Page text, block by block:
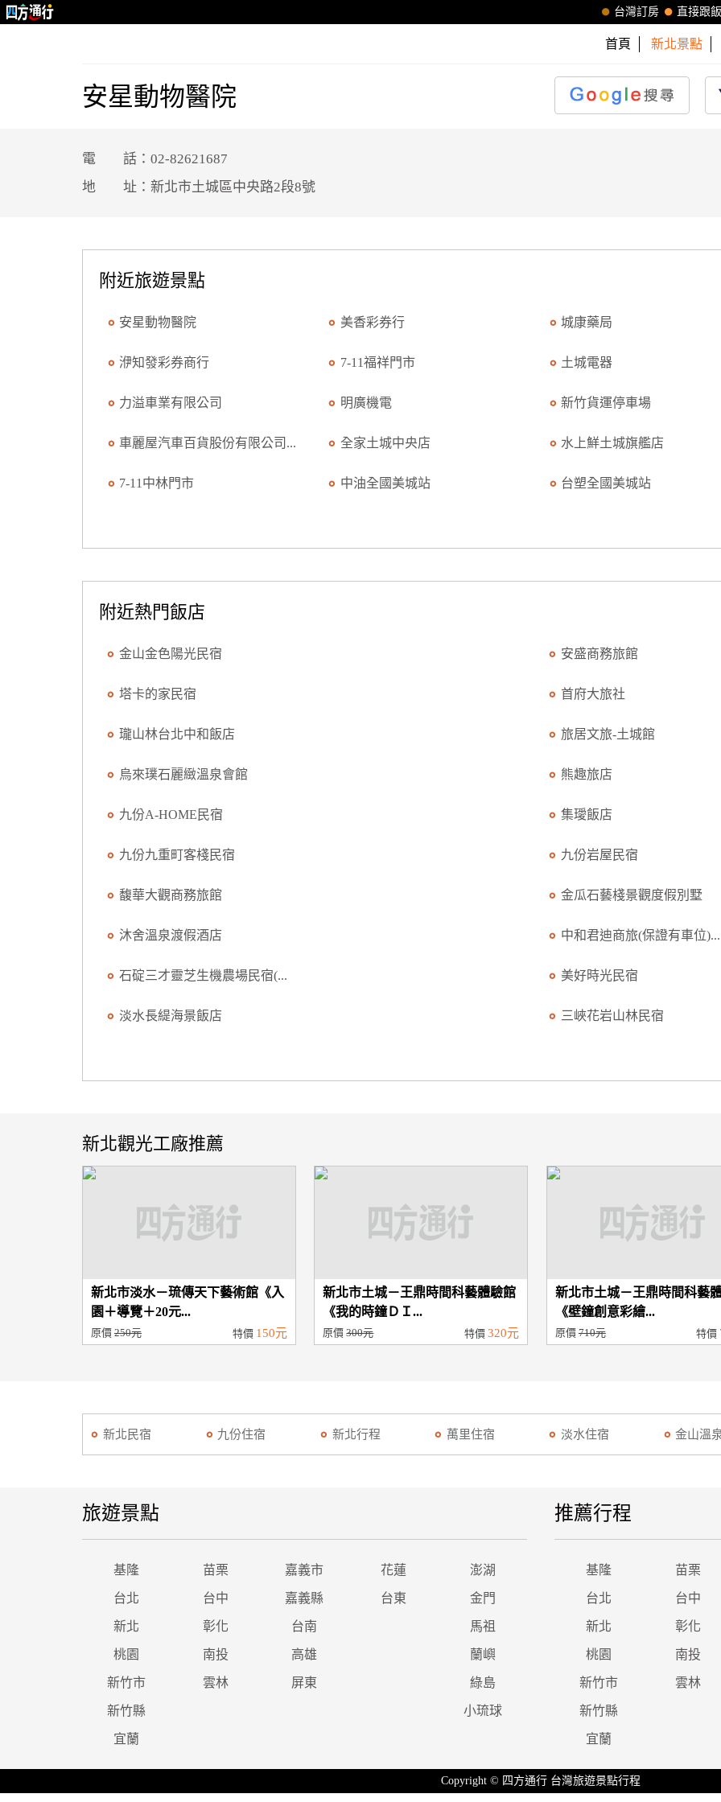
直接跟
台灣訂房
首頁 新北景點
安星動物醫院
電 話：02-82621687
地 址：新北市土城區中央路2段8號
附近旅遊景點
安星動物醫院 美香彩券行 城康藥局
洢知發彩券商行 7-11福祥門市 土城電器
力溢車業有限公司 明廣機電 新竹貨運停車場
車麗屋汽車百貨股份有限公司... 全家土城中央店 水上鮮土城旗艦店
7-11中林門市 中油全國美城站 台塑全國美城站
附近熱門飯店
金山金色陽光民宿 安盛商務旅館
塔卡的家民宿 首府大旅社
瓏山林台北中和飯店 旅居文旅-土城館
烏來璞石麗緻溫泉會館 熊趣旅店
九份A-HOME民宿 集璦飯店
九份九重町客棧民宿 九份岩屋民宿
馥華大觀商務旅館 金瓜石藝棧景觀度假別墅
沐舍溫泉渡假酒店 中和君迪商旅(保證有車位)...
石碇三才靈芝生機農場民宿(... 美好時光民宿
淡水長緹海景飯店 三峽花岩山林民宿
新北觀光工廠推薦
新北市淡水－琉傳天下藝術館《入
園＋導覽＋20元...
原價 250元 特價 150元
新北市土城－王鼎時間科藝體驗館
《我的時鐘ＤＩ...
原價300元 特價320元
新北市土城－王鼎時間科藝
《壁鐘創意彩繪...
原價710元 特價
新北民宿 九份住宿 新北行程 萬里住宿 淡水住宿 金山溫
旅遊景點
基隆 苗栗 嘉義市 花蓮 澎湖
台北 台中 嘉義縣 台東 金門
新北 彰化 台南 馬祖
桃園 南投 高雄 蘭嶼
新竹市 雲林 屏東 綠島
新竹縣 小琉球
宜蘭
推薦行程
基隆 苗栗
台北 台中
新北 彰化
桃園 南投
新竹市 雲林
新竹縣
宜蘭
Copyright © 四方通行 台灣旅遊景點行程